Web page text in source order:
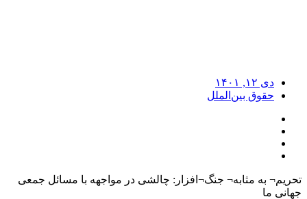
دی ۱۲, ۱۴۰۱
حقوق بین‌الملل
تحریم¬ به مثابه¬ جنگ¬افزار: چالشی در مواجهه با مسائل جمعی
جهانی ما